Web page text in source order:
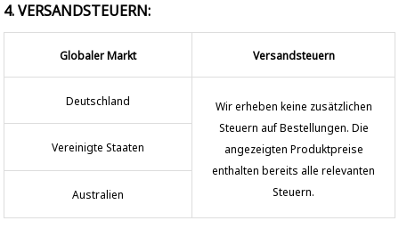
4. VERSANDSTEUERN:
Globaler Markt Versandsteuern
Deutschland
Wir erheben keine zusätzlichen
Steuern auf Bestellungen. Die
angezeigten Produktpreise
enthalten bereits alle relevanten
Steuern.
Vereinigte Staaten
Australien